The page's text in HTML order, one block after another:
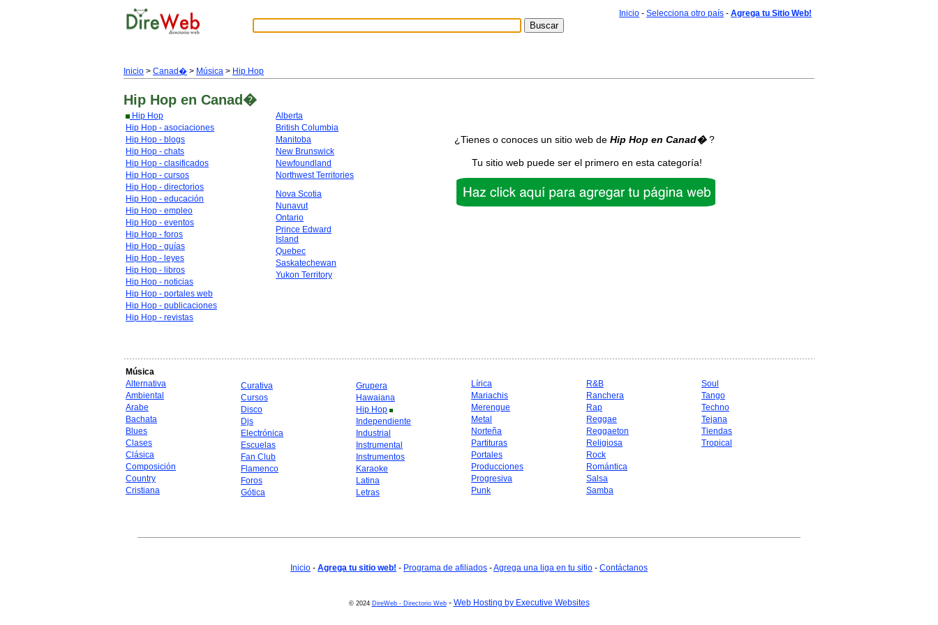
Inicio - Selecciona otro país - Agrega tu Sitio Web!
Inicio > Canad� > Música > Hip Hop
Hip Hop en Canad�
Hip Hop
Hip Hop - asociaciones
Hip Hop - blogs
Hip Hop - chats
Hip Hop - clasificados
Hip Hop - cursos
Hip Hop - directorios
Hip Hop - educación
Hip Hop - empleo
Hip Hop - eventos
Hip Hop - foros
Hip Hop - guías
Hip Hop - leyes
Hip Hop - libros
Hip Hop - noticias
Hip Hop - portales web
Hip Hop - publicaciones
Hip Hop - revistas
Alberta
British Columbia
Manitoba
New Brunswick
Newfoundland
Northwest Territories
Nova Scotia
Nunavut
Ontario
Prince Edward
Island
Quebec
Saskatechewan
Yukon Territory
¿Tienes o conoces un sitio web de Hip Hop en Canad�?
Tu sitio web puede ser el primero en esta categoría!
Música
Alternativa
Ambiental
Arabe
Bachata
Blues
Clases
Clásica
Composición
Country
Cristiana
Curativa
Cursos
Disco
Djs
Electrónica
Escuelas
Fan Club
Flamenco
Foros
Gótica
Grupera
Hawaiana
Hip Hop
Independiente
Industrial
Instrumental
Instrumentos
Karaoke
Latina
Letras
Lírica
Mariachis
Merengue
Metal
Norteña
Partituras
Portales
Producciones
Progresiva
Punk
R&B
Ranchera
Rap
Reggae
Reggaeton
Religiosa
Rock
Romántica
Salsa
Samba
Soul
Tango
Techno
Tejana
Tiendas
Tropical
Inicio - Agrega tu sitio web! - Programa de afiliados -Agrega una liga en tu sitio - Contáctanos
© 2024 DireWeb - Directorio Web- Web Hosting by Executive Websites